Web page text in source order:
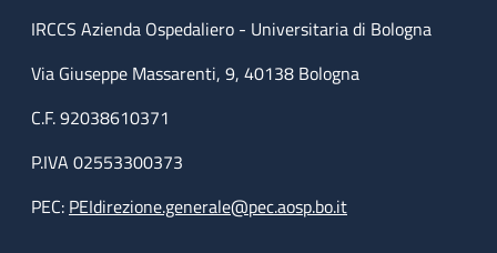
IRCCS Azienda Ospedaliero - Universitaria di Bologna
Via Giuseppe Massarenti, 9, 40138 Bologna
C.F. 92038610371
P.IVA 02553300373
PEC: PEIdirezione.generale@pec.aosp.bo.it